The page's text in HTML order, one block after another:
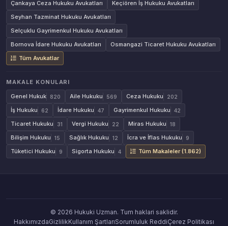
Çankaya Ceza Hukuku Avukatları
Keçiören İş Hukuku Avukatları
Seyhan Tazminat Hukuku Avukatları
Selçuklu Gayrimenkul Hukuku Avukatları
Bornova İdare Hukuku Avukatları
Osmangazi Ticaret Hukuku Avukatları
Tüm Avukatlar
MAKALE KONULARI
Genel Hukuk
820 Aile Hukuku 569 Ceza Hukuku 202
İş Hukuku 62 İdare Hukuku 47 Gayrimenkul Hukuku 42
Ticaret Hukuku 31 Vergi Hukuku 22 Miras Hukuku 18
Bilişim Hukuku 15 Sağlık Hukuku 12 İcra ve İflas Hukuku 9
Tüketici Hukuku 9 Sigorta Hukuku 4 Tüm Makaleler (1.862)
© 2026 Hukuki Uzman. Tum haklari saklidir.
HakkımızdaGizlilikKullanım ŞartlarıSorumluluk ReddiÇerez Politikası